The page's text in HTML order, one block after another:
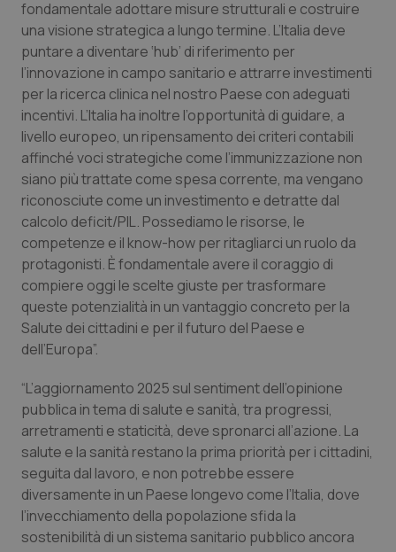
fondamentale adottare misure strutturali e costruire
una visione strategica a lungo termine. L’Italia deve
puntare a diventare ‘hub’ di riferimento per
l’innovazione in campo sanitario e attrarre investimenti
per la ricerca clinica nel nostro Paese con adeguati
incentivi. L’Italia ha inoltre l’opportunità di guidare, a
livello europeo, un ripensamento dei criteri contabili
affinché voci strategiche come l’immunizzazione non
siano più trattate come spesa corrente, ma vengano
riconosciute come un investimento e detratte dal
calcolo deficit/PIL. Possediamo le risorse, le
competenze e il know-how per ritagliarci un ruolo da
protagonisti. È fondamentale avere il coraggio di
compiere oggi le scelte giuste per trasformare
queste potenzialità in un vantaggio concreto per la
Salute dei cittadini e per il futuro del Paese e
dell’Europa”.
“L’aggiornamento 2025 sul sentiment dell’opinione
pubblica in tema di salute e sanità, tra progressi,
arretramenti e staticità, deve spronarci all’azione. La
salute e la sanità restano la prima priorità per i cittadini,
seguita dal lavoro, e non potrebbe essere
diversamente in un Paese longevo come l’Italia, dove
l’invecchiamento della popolazione sfida la
sostenibilità di un sistema sanitario pubblico ancora